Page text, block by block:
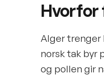
Hvorfor
Alger trenger
norsk tak byr
og pollen gir